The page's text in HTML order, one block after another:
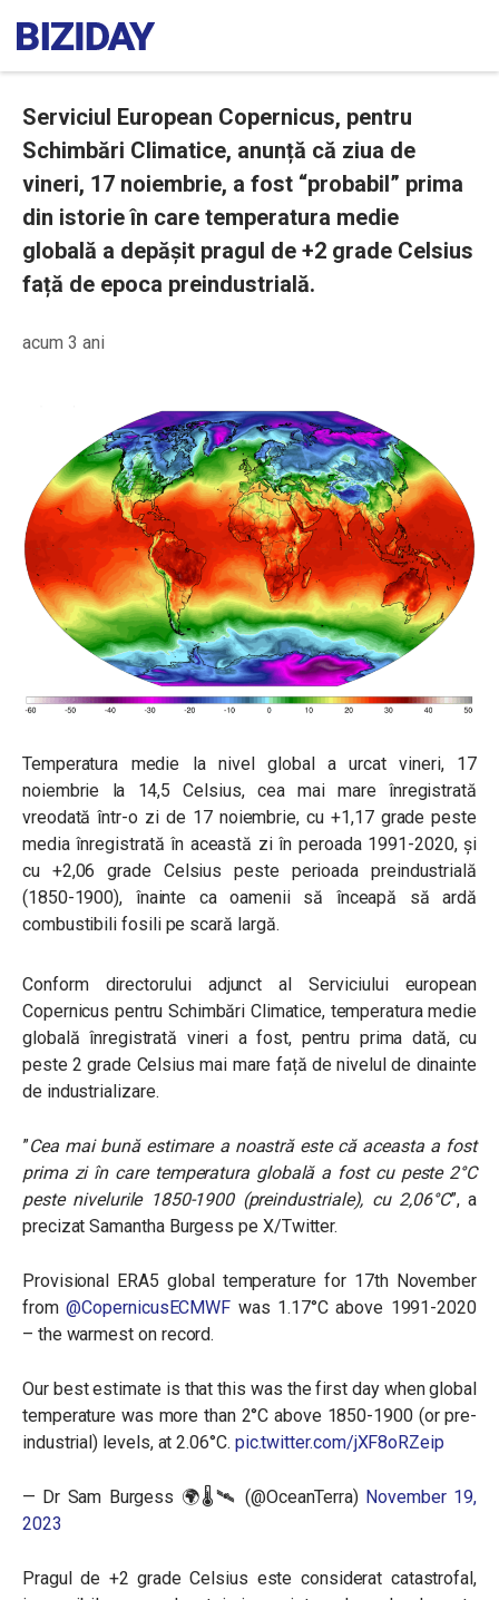
Serviciul European Copernicus, pentru
Schimbări Climatice, anunță că ziua de
vineri, 17 noiembrie, a fost “probabil” prima
din istorie în care temperatura medie
globală a depășit pragul de +2 grade Celsius
față de epoca preindustrială.
acum 3 ani
Temperatura medie la nivel global a urcat vineri, 17
noiembrie la 14,5 Celsius, cea mai mare înregistrată
vreodată într-o zi de 17 noiembrie, cu +1,17 grade peste
media înregistrată în această zi în peroada 1991-2020, și
cu +2,06 grade Celsius peste perioada preindustrială
(1850-1900), înainte ca oamenii să înceapă să ardă
combustibili fosili pe scară largă.
Conform directorului adjunct al Serviciului european
Copernicus pentru Schimbări Climatice, temperatura medie
globală înregistrată vineri a fost, pentru prima dată, cu
peste 2 grade Celsius mai mare față de nivelul de dinainte
de industrializare.
”Cea mai bună estimare a noastră este că aceasta a fost
prima zi în care temperatura globală a fost cu peste 2°C
peste nivelurile 1850-1900 (preindustriale), cu 2,06°C”, a
precizatSamantha Burgess pe X/Twitter.
Provisional ERA5 global temperature for 17th November
from@CopernicusECMWF was 1.17°C above 1991-2020
– the warmest on record.
Our best estimate is that this was the first day when global
temperature was more than 2°C above 1850-1900 (or pre-
industrial) levels, at 2.06°C. pic.twitter.com/jXF8oRZeip
— Dr Sam Burgess 🌍🌡🛰 (@OceanTerra) November 19,
2023
Pragul de +2 grade Celsius este considerat catastrofal,